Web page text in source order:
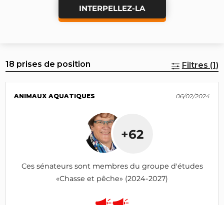
INTERPELLEZ-LA
18 prises de position Filtres (1)
ANIMAUX AQUATIQUES 06/02/2024
+62
Ces sénateurs sont membres du groupe d'études
«Chasse et pêche» (2024-2027)